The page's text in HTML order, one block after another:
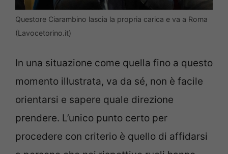
Questore Ciarambino lascia la propria carica e va a Roma
(Lavocetorino.it)
In una situazione come quella fino a questo
momento illustrata, va da sé, non è facile
orientarsi e sapere quale direzione
prendere. L’unico punto certo per
procedere con criterio è quello di affidarsi